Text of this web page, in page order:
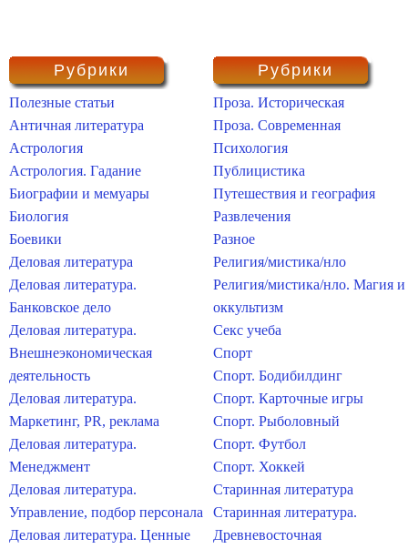
Рубрики
Полезные статьи
Античная литература
Астрология
Астрология. Гадание
Биографии и мемуары
Биология
Боевики
Деловая литература
Деловая литература.
Банковское дело
Деловая литература.
Внешнеэкономическая
деятельность
Деловая литература.
Маркетинг, PR, реклама
Деловая литература.
Менеджмент
Деловая литература.
Управление, подбор персонала
Деловая литература. Ценные
Рубрики
Проза. Историческая
Проза. Современная
Психология
Публицистика
Путешествия и география
Развлечения
Разное
Религия/мистика/нло
Религия/мистика/нло. Магия и
оккультизм
Секс учеба
Спорт
Спорт. Бодибилдинг
Спорт. Карточные игры
Спорт. Рыболовный
Спорт. Футбол
Спорт. Хоккей
Старинная литература
Старинная литература.
Древневосточная